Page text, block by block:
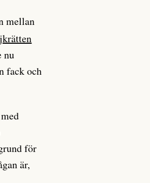
mellan
nu
fack och
för
är,